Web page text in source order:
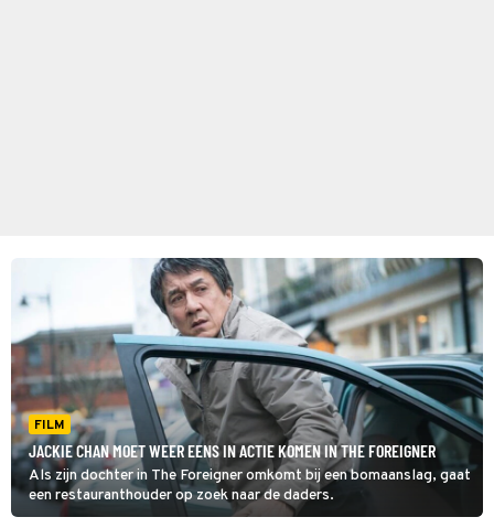
FILM
JACKIE CHAN MOET WEER EENS IN ACTIE KOMEN IN THE FOREIGNER
Als zijn dochter in The Foreigner omkomt bij een bomaanslag, gaat
een restauranthouder op zoek naar de daders.